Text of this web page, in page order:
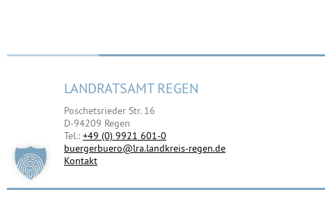
LANDRATSAMT REGEN
Poschetsrieder Str. 16
D-94209 Regen
Tel.: +49 (0) 9921 601-0
buergerbuero@lra.landkreis-regen.de
Kontakt